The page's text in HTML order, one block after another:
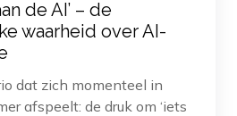
de AI’ – de
waarheid over AI-
dat zich momenteel in
afspeelt: de druk om ‘iets